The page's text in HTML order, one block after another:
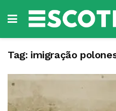
Tag: imigração